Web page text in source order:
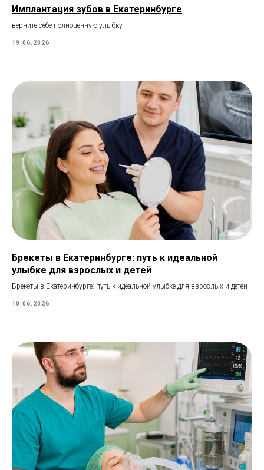
Имплантация зубов в Екатеринбурге
верните себе полноценную улыбку
19.06.2026
Брекеты в Екатеринбурге: путь к идеальной
улыбке для взрослых и детей
Брекеты в Екатеринбурге: путь к идеальной улыбке для взрослых и детей
10.06.2026